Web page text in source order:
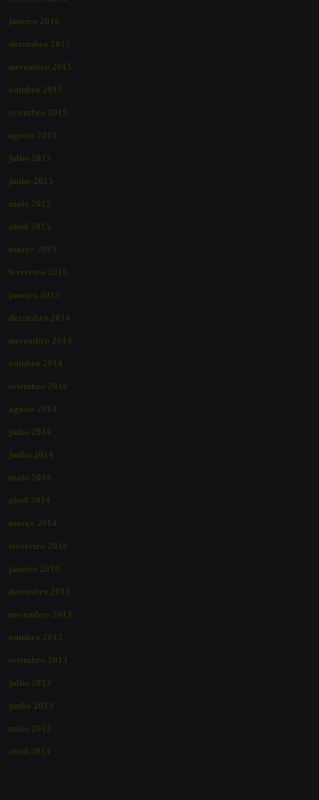
janeiro 2016
dezembro 2015
novembro 2015
outubro 2015
setembro 2015
agosto 2015
julho 2015
junho 2015
maio 2015
abril 2015
março 2015
fevereiro 2015
janeiro 2015
dezembro 2014
novembro 2014
outubro 2014
setembro 2014
agosto 2014
julho 2014
junho 2014
maio 2014
abril 2014
março 2014
fevereiro 2014
janeiro 2014
dezembro 2013
novembro 2013
outubro 2013
setembro 2013
julho 2013
junho 2013
maio 2013
abril 2013